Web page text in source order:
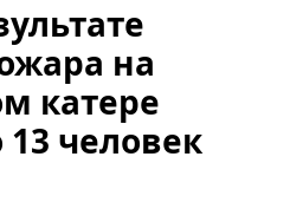
на
катере
13 человек